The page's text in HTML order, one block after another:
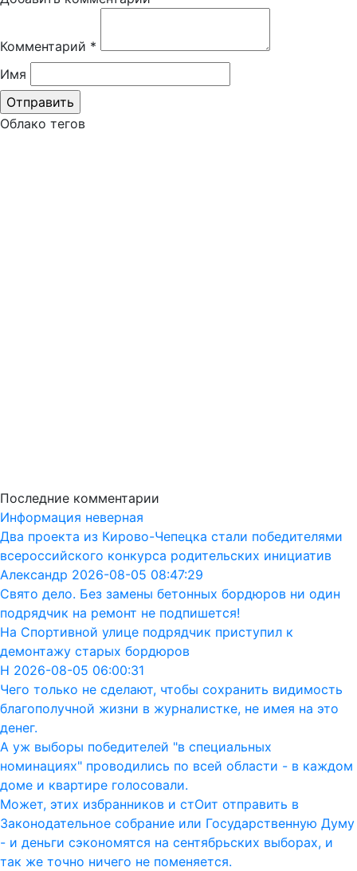
Комментарий *
Имя
Облако тегов
Последние комментарии
Информация неверная
Два проекта из Кирово-Чепецка стали победителями
всероссийского конкурса родительских инициатив
Александр 2026-08-05 08:47:29
Свято дело. Без замены бетонных бордюров ни один
подрядчик на ремонт не подпишется!
На Спортивной улице подрядчик приступил к
демонтажу старых бордюров
Н 2026-08-05 06:00:31
Чего только не сделают, чтобы сохранить видимость
благополучной жизни в журналистке, не имея на это
денег.
А уж выборы победителей "в специальных
номинациях" проводились по всей области - в каждом
доме и квартире голосовали.
Может, этих избранников и стОит отправить в
Законодательное собрание или Государственную Думу
- и деньги сэкономятся на сентябрьских выборах, и
так же точно ничего не поменяется.